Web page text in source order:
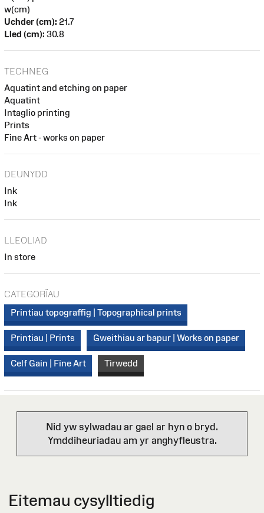
w(cm)
Uchder (cm): 21.7
Lled (cm): 30.8
TECHNEG
Aquatint and etching on paper
Aquatint
Intaglio printing
Prints
Fine Art - works on paper
DEUNYDD
Ink
Ink
LLEOLIAD
In store
CATEGORÏAU
Printiau topograffig | Topographical prints
Printiau | Prints Gweithiau ar bapur | Works on paper
Celf Gain | Fine Art Tirwedd
Nid yw sylwadau ar gael ar hyn o bryd.
Ymddiheuriadau am yr anghyfleustra.
Eitemau cysylltiedig